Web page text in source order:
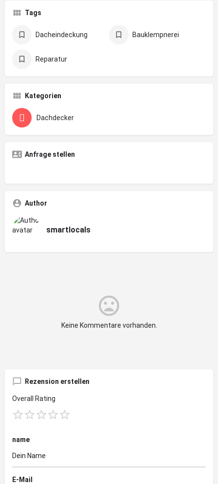
Tags
Dacheindeckung Bauklempnerei
Reparatur
Kategorien
Dachdecker
Anfrage stellen
Author
smartlocals
Keine Kommentare vorhanden.
Rezension erstellen
Overall Rating
name
E-Mail